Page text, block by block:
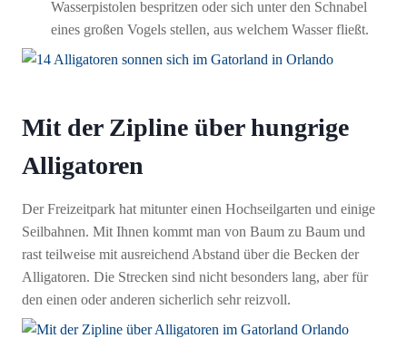
Wasserpistolen bespritzen oder sich unter den Schnabel
eines großen Vogels stellen, aus welchem Wasser fließt.
Mit der Zipline über hungrige
Alligatoren
Der Freizeitpark hat mitunter einen Hochseilgarten und einige
Seilbahnen. Mit Ihnen kommt man von Baum zu Baum und
rast teilweise mit ausreichend Abstand über die Becken der
Alligatoren. Die Strecken sind nicht besonders lang, aber für
den einen oder anderen sicherlich sehr reizvoll.